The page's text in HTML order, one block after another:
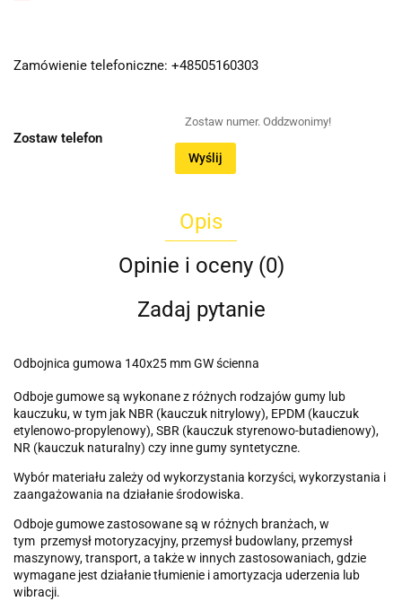
Zamówienie telefoniczne: +48505160303
Zostaw telefon
Wyślij
Opis
Opinie i oceny (0)
Zadaj pytanie
Odbojnica gumowa 140x25 mm GW ścienna
Odboje gumowe są wykonane z różnych rodzajów gumy lub
kauczuku, w tym jak NBR (kauczuk nitrylowy), EPDM (kauczuk
etylenowo-propylenowy), SBR (kauczuk styrenowo-butadienowy),
NR (kauczuk naturalny) czy inne gumy syntetyczne.
Wybór materiału zależy od wykorzystania korzyści, wykorzystania i
zaangażowania na działanie środowiska.
Odboje gumowe zastosowane są w różnych branżach, w
tym przemysł motoryzacyjny, przemysł budowlany, przemysł
maszynowy, transport, a także w innych zastosowaniach, gdzie
wymagane jest działanie tłumienie i amortyzacja uderzenia lub
wibracji.